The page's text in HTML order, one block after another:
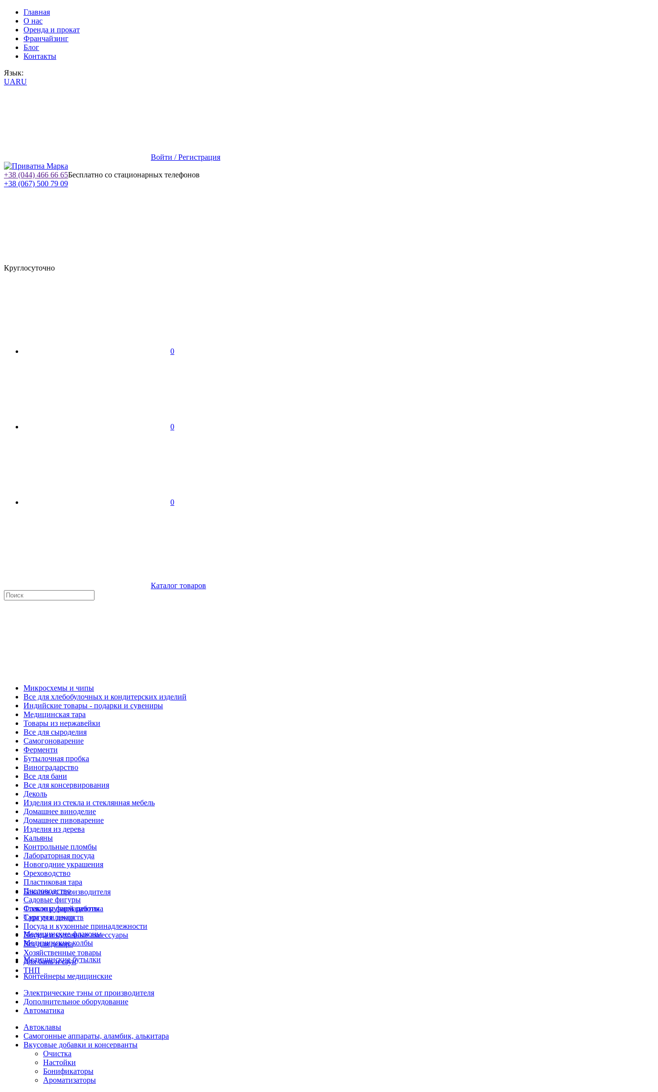
Главная
О нас
Оренда и прокат
Франчайзинг
Блог
Контакты
Язык:
UARU
Войти / Регистрация
+38 (044) 466 66 65Бесплатно со стационарных телефонов
+38 (067) 500 79 09
Круглосуточно
0
0
0
Каталог товаров
Микросхемы и чипы
Все для хлебобулочных и кондитерских изделий
Индийские товары - подарки и сувениры
Медицинская тара
Товары из нержавейки
Все для сыроделия
Самогоноварение
Ферменти
Бутылочная пробка
Виноградарство
Все для бани
Все для консервирования
Деколь
Изделия из стекла и стеклянная мебель
Домашнее виноделие
Домашнее пивоварение
Изделия из дерева
Кальяны
Контрольные пломбы
Лабораторная посуда
Новогодние украшения
Ореховодство
Пластиковая тара
Пчеловодство
Садовые фигуры
Стекло ручной работы
Сургуч и декор
Посуда и кухонные принадлежности
Посуда и кухонные аксессуары
Все для декора
Хозяйственные товары
Для бань и саун
ТНП
Бакалея от производителя
Флаконы фармацевтика
Тара для лекарств
Медицинские флаконы
Медицинские колбы
Медицинские бутылки
Контейнеры медицинские
Электрические тэны от производителя
Дополнительное оборудование
Автоматика
Автоклавы
Самогонные аппараты, аламбик, алькитара
Вкусовые добавки и консерванты
Очистка
Настойки
Бонификаторы
Ароматизаторы